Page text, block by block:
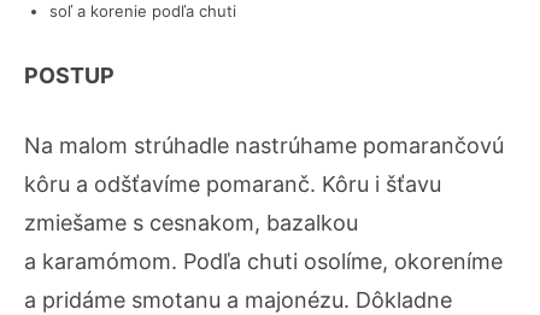
soľ a korenie podľa chuti
POSTUP
Na malom strúhadle nastrúhame pomarančovú
kôru a odšťavíme pomaranč. Kôru i šťavu
zmiešame s cesnakom, bazalkou
a karamómom. Podľa chuti osolíme, okoreníme
a pridáme smotanu a majonézu. Dôkladne